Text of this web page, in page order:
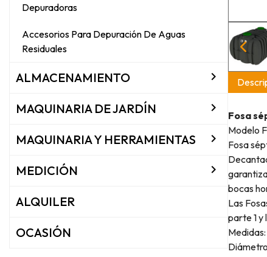
Depuradoras
Accesorios Para Depuración De Aguas
Residuales
ALMACENAMIENTO 
MAQUINARIA DE JARDÍN 
MAQUINARIA Y HERRAMIENTAS 
MEDICIÓN 
ALQUILER
OCASIÓN
Fosa
Modelo
Fosa
bocas
Las
parte 1 y